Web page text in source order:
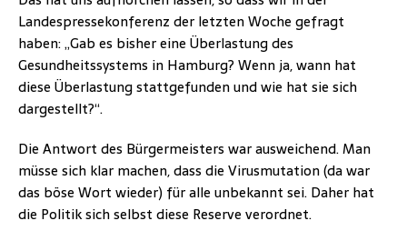
Landespressekonferenz der letzten Woche gefragt
haben: „Gab es bisher eine Überlastung des
Gesundheitssystems in Hamburg? Wenn ja, wann hat
diese Überlastung stattgefunden und wie hat sie sich
dargestellt?“.
Die Antwort des Bürgermeisters war ausweichend. Man
müsse sich klar machen, dass die Virusmutation (da war
das böse Wort wieder) für alle unbekannt sei. Daher hat
die Politik sich selbst diese Reserve verordnet.